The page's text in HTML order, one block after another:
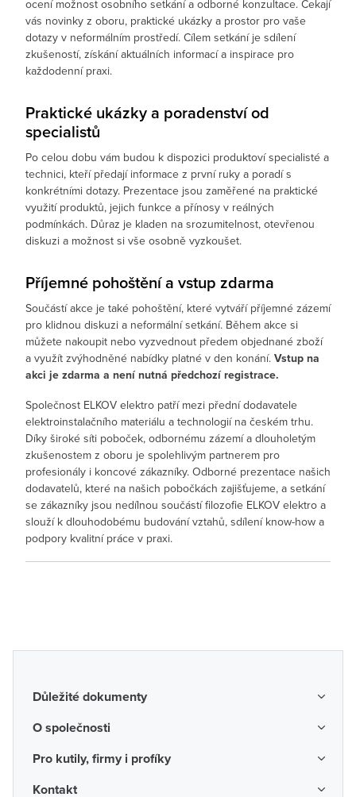
ocení možnost osobního setkání a odborné konzultace. Čekají
vás novinky z oboru, praktické ukázky a prostor pro vaše
dotazy v neformálním prostředí. Cílem setkání je sdílení
zkušeností, získání aktuálních informací a inspirace pro
každodenní praxi.
Praktické ukázky a poradenství od
specialistů
Po celou dobu vám budou k dispozici produktoví specialisté a
technici, kteří předají informace z první ruky a poradí s
konkrétními dotazy. Prezentace jsou zaměřené na praktické
využití produktů, jejich funkce a přínosy v reálných
podmínkách. Důraz je kladen na srozumitelnost, otevřenou
diskuzi a možnost si vše osobně vyzkoušet.
Příjemné pohoštění a vstup zdarma
Součástí akce je také pohoštění, které vytváří příjemné zázemí
pro klidnou diskuzi a neformální setkání. Během akce si
můžete nakoupit nebo vyzvednout předem objednané zboží
a využít zvýhodněné nabídky platné v den konání. Vstup na
akci je zdarma a není nutná předchozí registrace.
Společnost ELKOV elektro patří mezi přední dodavatele
elektroinstalačního materiálu a technologií na českém trhu.
Díky široké síti poboček, odbornému zázemí a dlouholetým
zkušenostem z oboru je spolehlivým partnerem pro
profesionály i koncové zákazníky. Odborné prezentace našich
dodavatelů, které na našich pobočkách zajišťujeme, a setkání
se zákazníky jsou nedílnou součástí filozofie ELKOV elektro a
slouží k dlouhodobému budování vztahů, sdílení know-how a
podpory kvalitní práce v praxi.
Důležité dokumenty
Obchodní podmínky
Reklamace a vrácení zboží
Odstoupení od smlouvy
O společnosti
O nás
Pro kutily, firmy i profíky
Katalogy probíhajících akcí
Kontakt